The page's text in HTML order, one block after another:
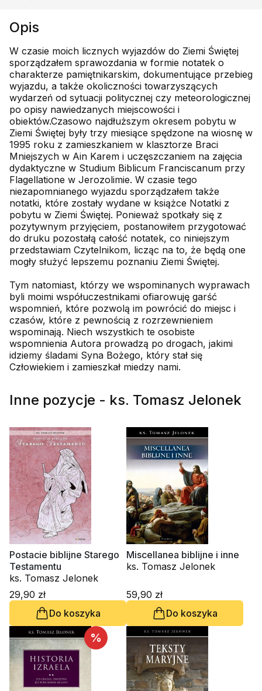
Opis
W czasie moich licznych wyjazdów do Ziemi Świętej
sporządzałem sprawozdania w formie notatek o
charakterze pamiętnikarskim, dokumentujące przebieg
wyjazdu, a także okoliczności towarzyszących
wydarzeń od sytuacji politycznej czy meteorologicznej
po opisy nawiedzanych miejscowości i
obiektów.Czasowo najdłuższym okresem pobytu w
Ziemi Świętej były trzy miesiące spędzone na wiosnę w
1995 roku z zamieszkaniem w klasztorze Braci
Mniejszych w Ain Karem i uczęszczaniem na zajęcia
dydaktyczne w Studium Biblicum Franciscanum przy
Flagellatione w Jerozolimie. W czasie tego
niezapomnianego wyjazdu sporządzałem także
notatki, które zostały wydane w książce Notatki z
pobytu w Ziemi Świętej. Ponieważ spotkały się z
pozytywnym przyjęciem, postanowiłem przygotować
do druku pozostałą całość notatek, co niniejszym
przedstawiam Czytelnikom, licząc na to, że będą one
mogły służyć lepszemu poznaniu Ziemi Świętej.
Tym natomiast, którzy we wspominanych wyprawach
byli moimi współuczestnikami ofiarowuję garść
wspomnień, które pozwolą im powrócić do miejsc i
czasów, które z pewnością z rozrzewnieniem
wspominają. Niech wszystkich te osobiste
wspomnienia Autora prowadzą po drogach, jakimi
idziemy śladami Syna Bożego, który stał się
Człowiekiem i zamieszkał miedzy nami.
Inne pozycje - ks. Tomasz Jelonek
Postacie biblijne Starego
Testamentu
ks. Tomasz Jelonek
29,90 zł
Do koszyka
Miscellanea biblijne i inne
ks. Tomasz Jelonek
59,90 zł
Do koszyka
%